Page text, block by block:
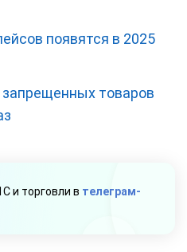
появятся в 2025
товаров
и торговли в телеграм-